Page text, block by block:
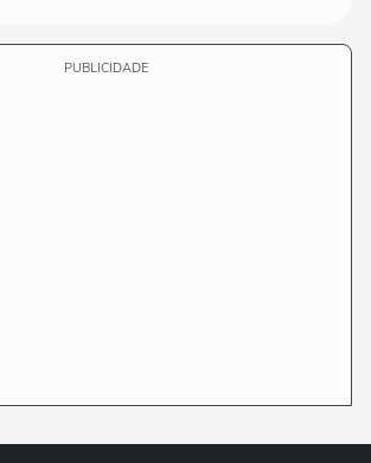
PUBLICIDADE